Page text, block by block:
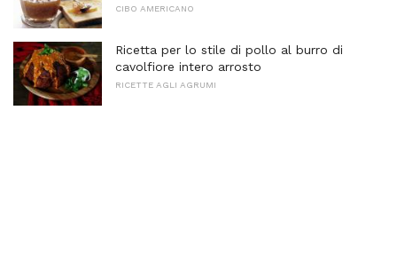
CIBO AMERICANO
Ricetta per lo stile di pollo al burro di
cavolfiore intero arrosto
RICETTE AGLI AGRUMI